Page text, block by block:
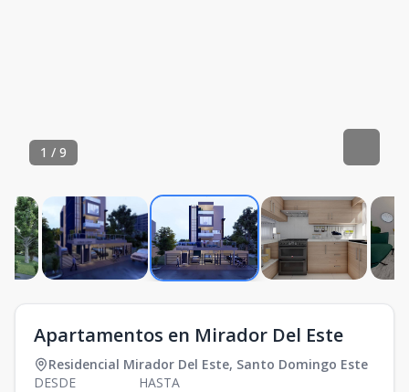
1 / 9
Apartamentos en Mirador Del Este
Residencial Mirador Del Este, Santo Domingo Este
DESDE
HASTA